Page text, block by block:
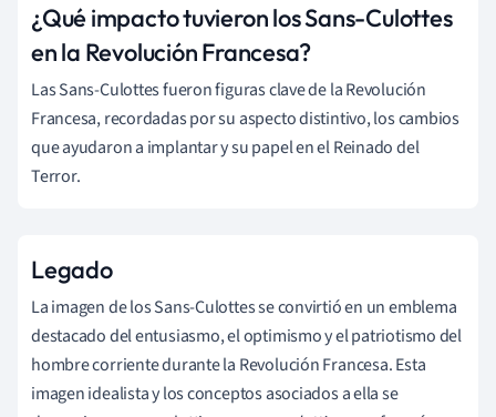
¿Qué impacto tuvieron los Sans-Culottes
en la Revolución Francesa?
Las Sans-Culottes fueron figuras clave de la Revolución
Francesa, recordadas por su aspecto distintivo, los cambios
que ayudaron a implantar y su papel en el Reinado del
Terror.
Legado
La imagen de los Sans-Culottes se convirtió en un emblema
destacado del entusiasmo, el optimismo y el patriotismo del
hombre corriente durante la Revolución Francesa. Esta
imagen idealista y los conceptos asociados a ella se